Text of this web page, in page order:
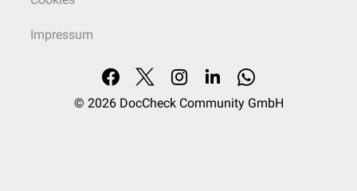
Impressum
© 2026 DocCheck Community GmbH